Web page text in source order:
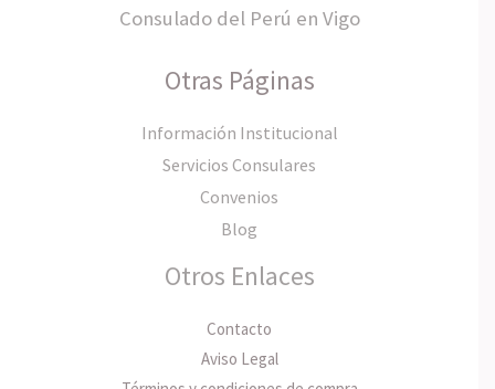
Consulado del Perú en Vigo
Otras Páginas
Información Institucional
Servicios Consulares
Convenios
Blog
Otros Enlaces
Contacto
Aviso Legal